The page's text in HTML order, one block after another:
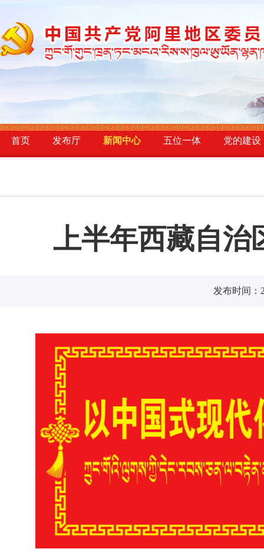
首页 发布厅 新闻中心 五位一体 党的建设
上半年西藏自治
发布时间：